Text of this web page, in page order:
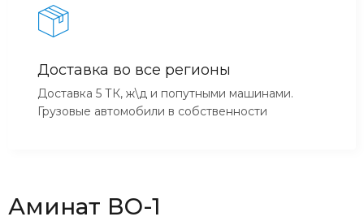
Доставка во все регионы
Доставка 5 ТК, ж\д и попутными машинами.
Грузовые автомобили в собственности
Аминат ВО-1